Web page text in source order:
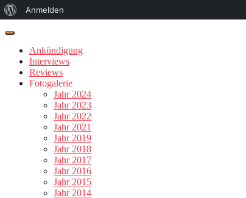
Über
Anmelden
Ankündigung
Interviews
Reviews
Fotogalerie
Jahr 2024
Jahr 2023
Jahr 2022
Jahr 2021
Jahr 2019
Jahr 2018
Jahr 2017
Jahr 2016
Jahr 2015
Jahr 2014